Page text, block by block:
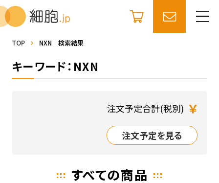
TOP NXN 検索結果
キーワード：NXN
注文予定合計(税別) ￥
注文予定を見る
すべての商品